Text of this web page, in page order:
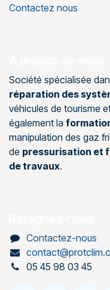
Contactez nous
Société spécialisée
réparation des
véhicules de tourisme
également la
manipulation des gaz
de pressurisation et
de travaux.
Contactez-nous
05 45 98 03 45